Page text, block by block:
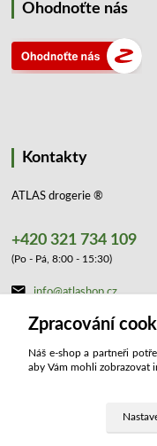
Ohodnoťte nás
Kontakty
ATLAS drogerie ®
+420 321 734 109
(Po - Pá, 8:00 - 15:30)
info@atlashop.cz
Zpracování
Náš e-shop a partneři
aby Vám mohli zobrazovat